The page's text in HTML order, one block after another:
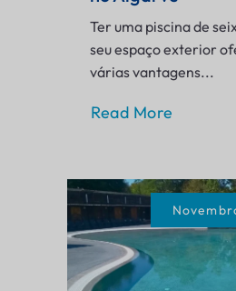
Ter uma piscina de
seu espaço exterior
várias vantagens...
Read More